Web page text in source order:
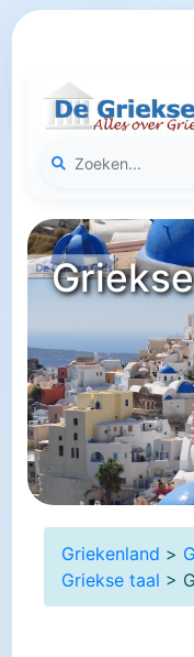
Griekenland >
Griekse taal >